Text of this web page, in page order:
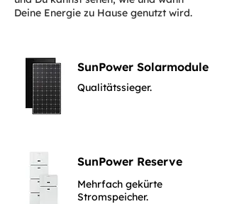
Deine Energie zu Hause genutzt wird.
SunPower Solarmodule
Qualitätssieger.
SunPower Reserve
Mehrfach gekürte
Stromspeicher.